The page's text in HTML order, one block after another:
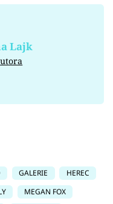
Lajk
GALERIE
HEREC
MEGAN FOX